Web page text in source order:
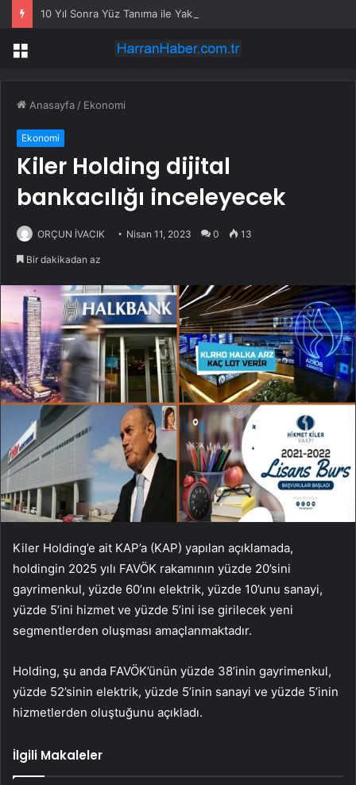
10 Yıl Sonra Yüz Tanıma ile Yakalandı
Menü
Anasayfa / Ekonomi
Ekonomi
Kiler Holding dijital
bankacılığı inceleyecek
ORÇUN İVACIK Nisan 11, 2023 0 13
Bir dakikadan az
Kiler Holding’e ait KAP’a (KAP) yapılan açıklamada,
holdingin 2025 yılı FAVÖK rakamının yüzde 20’sini
gayrimenkul, yüzde 60’ını elektrik, yüzde 10’unu sanayi,
yüzde 5’ini hizmet ve yüzde 5’ini ise girilecek yeni
segmentlerden oluşması amaçlanmaktadır.
Holding, şu anda FAVÖK’ünün yüzde 38’inin gayrimenkul,
yüzde 52’sinin elektrik, yüzde 5’inin sanayi ve yüzde 5’inin
hizmetlerden oluştuğunu açıkladı.
İlgili Makaleler